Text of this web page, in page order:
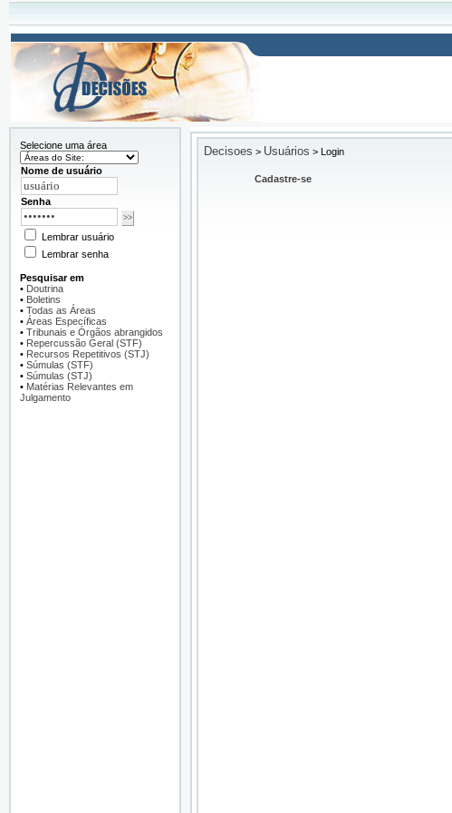
Selecione uma área
Nome de usuário
Senha
Lembrar usuário
Lembrar senha
Pesquisar em
• Doutrina
• Boletins
• Todas as Áreas
• Áreas Específicas
• Tribunais e Órgãos abrangidos
• Repercussão Geral (STF)
• Recursos Repetitivos (STJ)
• Súmulas (STF)
• Súmulas (STJ)
• Matérias Relevantes em
Julgamento
Decisoes > Usuários > Login
Cadastre-se